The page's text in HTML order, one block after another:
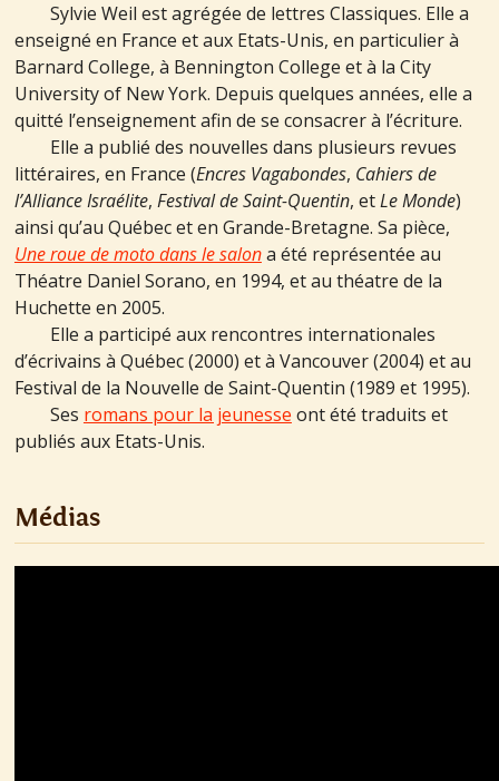
Sylvie Weil est agrégée de lettres Classiques. Elle a
enseigné en France et aux Etats-Unis, en particulier à
Barnard College, à Bennington College et à la City
University of New York. Depuis quelques années, elle a
quitté l’enseignement afin de se consacrer à l’écriture.
Elle a publié des nouvelles dans plusieurs revues
littéraires, en France (Encres Vagabondes, Cahiers de
l’Alliance Israélite, Festival de Saint-Quentin, etLe Monde)
ainsi qu’au Québec et en Grande-Bretagne. Sa pièce,
Une roue de moto dans le salona été représentée au
Théatre Daniel Sorano, en 1994, et au théatre de la
Huchette en 2005.
Elle a participé aux rencontres internationales
d’écrivains à Québec (2000) et à Vancouver (2004) et au
Festival de la Nouvelle de Saint-Quentin (1989 et 1995).
Ses romans pour la jeunesse ont été traduits et
publiés aux Etats-Unis.
Médias